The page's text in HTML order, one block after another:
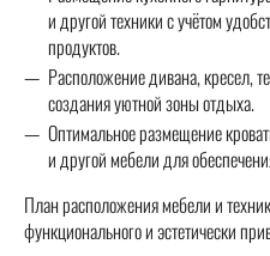
и другой техники с учётом
продуктов.
Расположение дивана, кресел,
создания уютной зоны отдыха.
Оптимальное размещение
и другой мебели для
План расположения мебели и
функционального и эстетически